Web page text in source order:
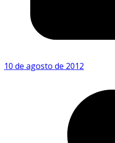
10 de agosto de 2012